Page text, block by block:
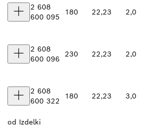
2 608
600 095
180 22,23 2,0
2 608
600 096
230 22,23 2,0
2 608
600 322
180 22,23 3,0
od Izdelki